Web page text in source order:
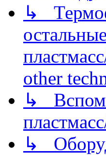
↳
other
↳
↳